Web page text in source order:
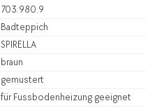
703.980.9
Badteppich
SPIRELLA
braun
gemustert
für Fussbodenheizung geeignet